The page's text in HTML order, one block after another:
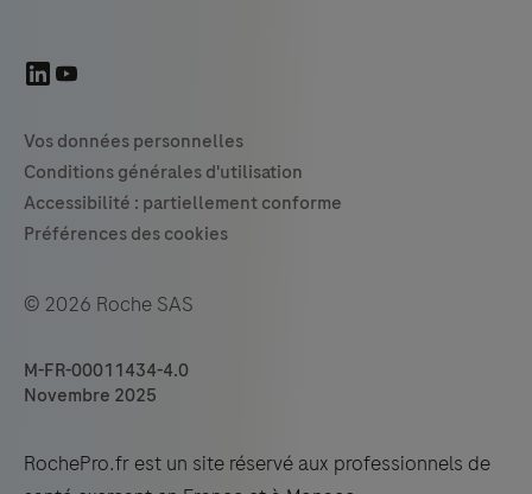
© 2026 Roche SAS
M-FR-00011434-4.0
Novembre 2025
RochePro.fr est un site réservé aux professionnels de